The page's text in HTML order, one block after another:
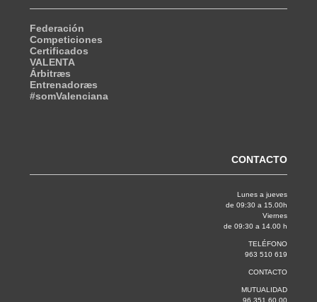
Federación
Competiciones
Certificados
VALENTA
Árbitræs
Entrenadoræs
#somValenciana
CONTACTO
Lunes a jueves
de 09:30 a 15.00h
Viernes
de 09:30 a 14.00 h
TELÉFONO
963 510 619
CONTACTO
MUTUALIDAD
96 351 60 00